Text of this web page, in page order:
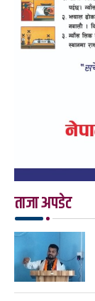
ताजा अपडेट